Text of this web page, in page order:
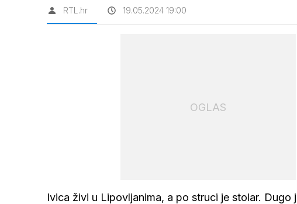
RTL.hr 19.05.2024 19:00
OGLAS
Ivica živi u Lipovljanima, a po struci je stolar.